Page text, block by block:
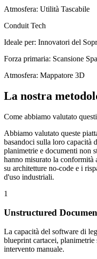
Atmosfera: Utilità Tascabile
Conduit Tech
Ideale per: Innovatori del
Forza primaria: Scansione
Atmosfera: Mappatore 3D
La nostra
Come abbiamo valutato
Abbiamo valutato queste
basandoci sulla loro capacità
planimetrie e documenti non
hanno misurato la conformità
su architetture no-code e i
d'uso industriali.
1
Unstructured
La capacità del software di
blueprint cartacei, planimetrie
intervento manuale.